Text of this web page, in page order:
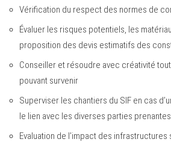
Vérification du respect des normes de
Évaluer les risques potentiels, les
proposition des devis estimatifs des
Conseiller et résoudre avec créativité
pouvant survenir
Superviser les chantiers du SIF en cas
le lien avec les diverses parties prenantes
Evaluation de l’impact des infrastructures